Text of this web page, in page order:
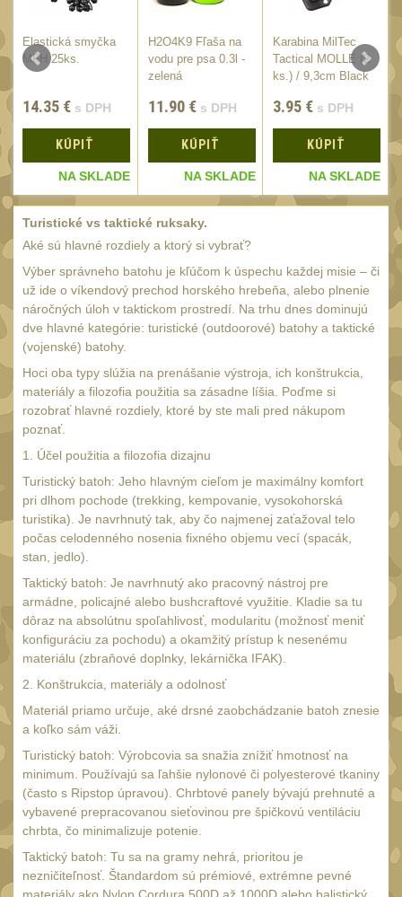
Méně než 200 lm1
200 - 500 lm
510 - 990 lm
1000 - 2000 lm
Nad 2000 lm
Speciální svítilny12
Policejní svítilny 4
Vyhledávací svítilny
Čelové svetlá -
čelovky
Svítilny pro
AA/AAA/14500 Li-Ion
baterie
Svítilny pro 18650
baterie5
Svítilny pro
CR123A/16340 Li-Ion
baterie3
Kapesní svítilny4
Svietidlá s magnetom2
Potápačské svietidlá2
Laserové značkovače9
Nabíjačky17
Akumulátory a baterie7
186501
14500 / AA / AAA
16340 a CR123
Elastická smyčka
MFH 25ks.
14.35 € s DPH
KÚPIŤ
NA SKLADE
H2O4K9 Fľaša na
vodu pre psa 0.3l -
zelená
11.90 € s DPH
KÚPIŤ
NA SKLADE
Karabina MilTec
Tactical MOLLE (2
ks.) / 9,3cm Black
3.95 € s DPH
KÚPIŤ
NA SKLADE
Turistické vs taktické ruksaky.
Aké sú hlavné rozdiely a ktorý si vybrať?
Výber správneho batohu je kľúčom k úspechu každej misie – či
už ide o víkendový prechod horského hrebeňa, alebo plnenie
náročných úloh v taktickom prostredí. Na trhu dnes dominujú
dve hlavné kategórie: turistické (outdoorové) batohy a taktické
(vojenské) batohy.
Hoci oba typy slúžia na prenášanie výstroja, ich konštrukcia,
materiály a filozofia použitia sa zásadne líšia. Poďme si
rozobrať hlavné rozdiely, ktoré by ste mali pred nákupom
poznať.
1. Účel použitia a filozofia dizajnu
Turistický batoh: Jeho hlavným cieľom je maximálny komfort
pri dlhom pochode (trekking, kempovanie, vysokohorská
turistika). Je navrhnutý tak, aby čo najmenej zaťažoval telo
počas celodenného nosenia fixného objemu vecí (spacák,
stan, jedlo).
Taktický batoh: Je navrhnutý ako pracovný nástroj pre
armádne, policajné alebo bushcraftové využitie. Kladie sa tu
dôraz na absolútnu spoľahlivosť, modularitu (možnosť meniť
konfiguráciu za pochodu) a okamžitý prístup k nesenému
materiálu (zbraňové doplnky, lekárnička IFAK).
2. Konštrukcia, materiály a odolnosť
Materiál priamo určuje, aké drsné zaobchádzanie batoh znesie
a koľko sám váži.
Turistický batoh: Výrobcovia sa snažia znížiť hmotnosť na
minimum. Používajú sa ľahšie nylonové či polyesterové tkaniny
(často s Ripstop úpravou). Chrbtové panely bývajú prehnuté a
vybavené prepracovanou sieťovinou pre špičkovú ventiláciu
chrbta, čo minimalizuje potenie.
Taktický batoh: Tu sa na gramy nehrá, prioritou je
nezničiteľnosť. Štandardom sú prémiové, extrémne pevné